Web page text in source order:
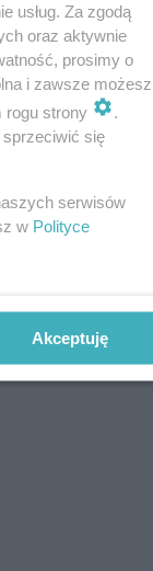
usług. Za zgodą
oraz aktywnie
prosimy o
i zawsze możesz
rogu strony
.
się
serwisów
w Polityce
Akceptuję